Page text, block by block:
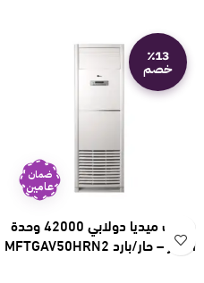
٪13
خصم
ضمان
عامين
مكيف ميديا دولابي 42000 وحدة
انفرتر – حار/بارد MFTGAV50HRN2